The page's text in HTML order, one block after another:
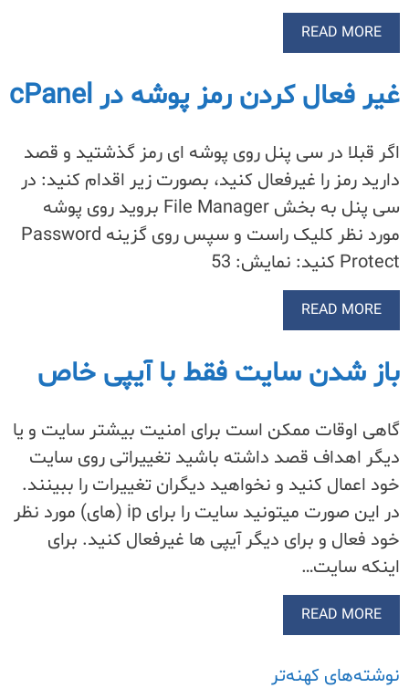
READ MORE
غیر فعال کردن رمز پوشه در cPanel
اگر قبلا در سی پنل روی پوشه ای رمز گذشتید و قصد
دارید رمز را غیرفعال کنید، بصورت زیر اقدام کنید: در
سی پنل به بخش File Manager بروید روی پوشه
مورد نظر کلیک راست و سپس روی گزینه Password
Protect کنید: نمایش: 53
READ MORE
باز شدن سایت فقط با آیپی خاص
گاهی اوقات ممکن است برای امنیت بیشتر سایت و یا
دیگر اهداف قصد داشته باشید تغییراتی روی سایت
خود اعمال کنید و نخواهید دیگران تغییرات را ببینند.
در این صورت میتونید سایت را برای ip (های) مورد نظر
خود فعال و برای دیگر آیپی ها غیرفعال کنید. برای
اینکه سایت…
READ MORE
نوشته‌های کهنه‌تر